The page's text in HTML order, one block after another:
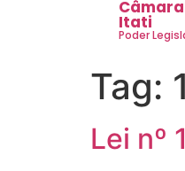
Itati
Poder
Tag:
Lei nº